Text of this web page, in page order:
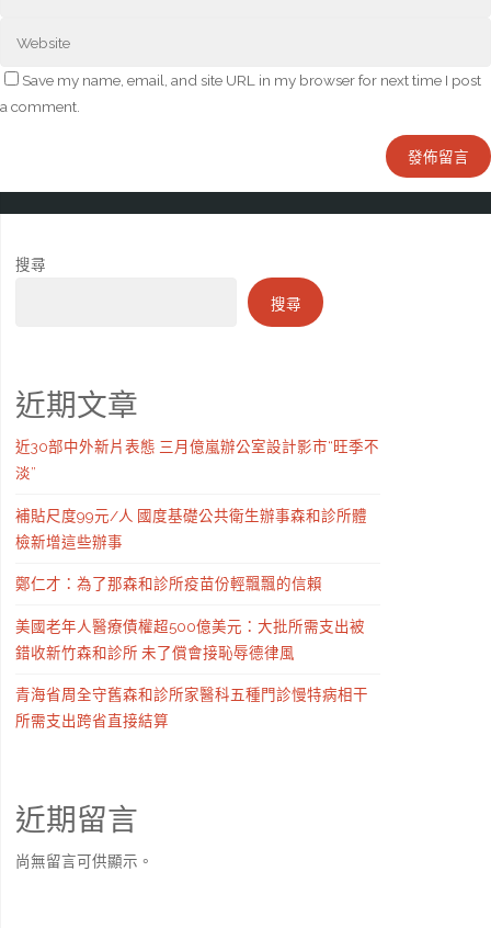
Save my name, email, and site URL in my browser for next time I post
a comment.
搜尋
搜尋
近期文章
近30部中外新片表態 三月億嵐辦公室設計影市“旺季不
淡”
補貼尺度99元/人 國度基礎公共衛生辦事森和診所體
檢新增這些辦事
鄭仁才：為了那森和診所疫苗份輕飄飄的信賴
美國老年人醫療債權超500億美元：大批所需支出被
錯收新竹森和診所 未了償會接恥辱德律風
青海省周全守舊森和診所家醫科五種門診慢特病相干
所需支出跨省直接結算
近期留言
尚無留言可供顯示。